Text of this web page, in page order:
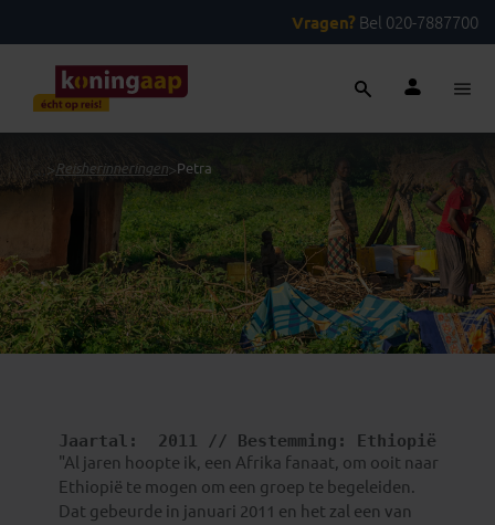
Vragen? Bel 020-7887700
> Reisherinneringen>Petra
Jaartal: 2011 // Bestemming: Ethiopië
"Al jaren hoopte ik, een Afrika fanaat, om ooit naar
Ethiopië te mogen om een groep te begeleiden.
Dat gebeurde in januari 2011 en het zal een van